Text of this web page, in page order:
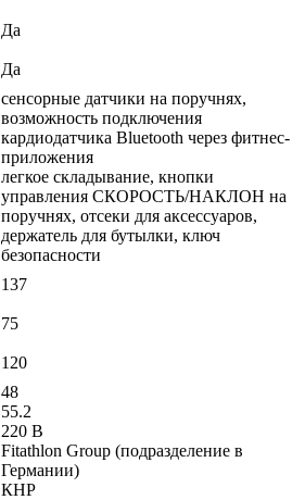
Да
Да
сенсорные датчики на поручнях,
возможность подключения
кардиодатчика Bluetooth через фитнес-
приложения
легкое складывание, кнопки
управления СКОРОСТЬ/НАКЛОН на
поручнях, отсеки для аксессуаров,
держатель для бутылки, ключ
безопасности
137
75
120
48
55.2
220 В
Fitathlon Group (подразделение в
Германии)
КНР